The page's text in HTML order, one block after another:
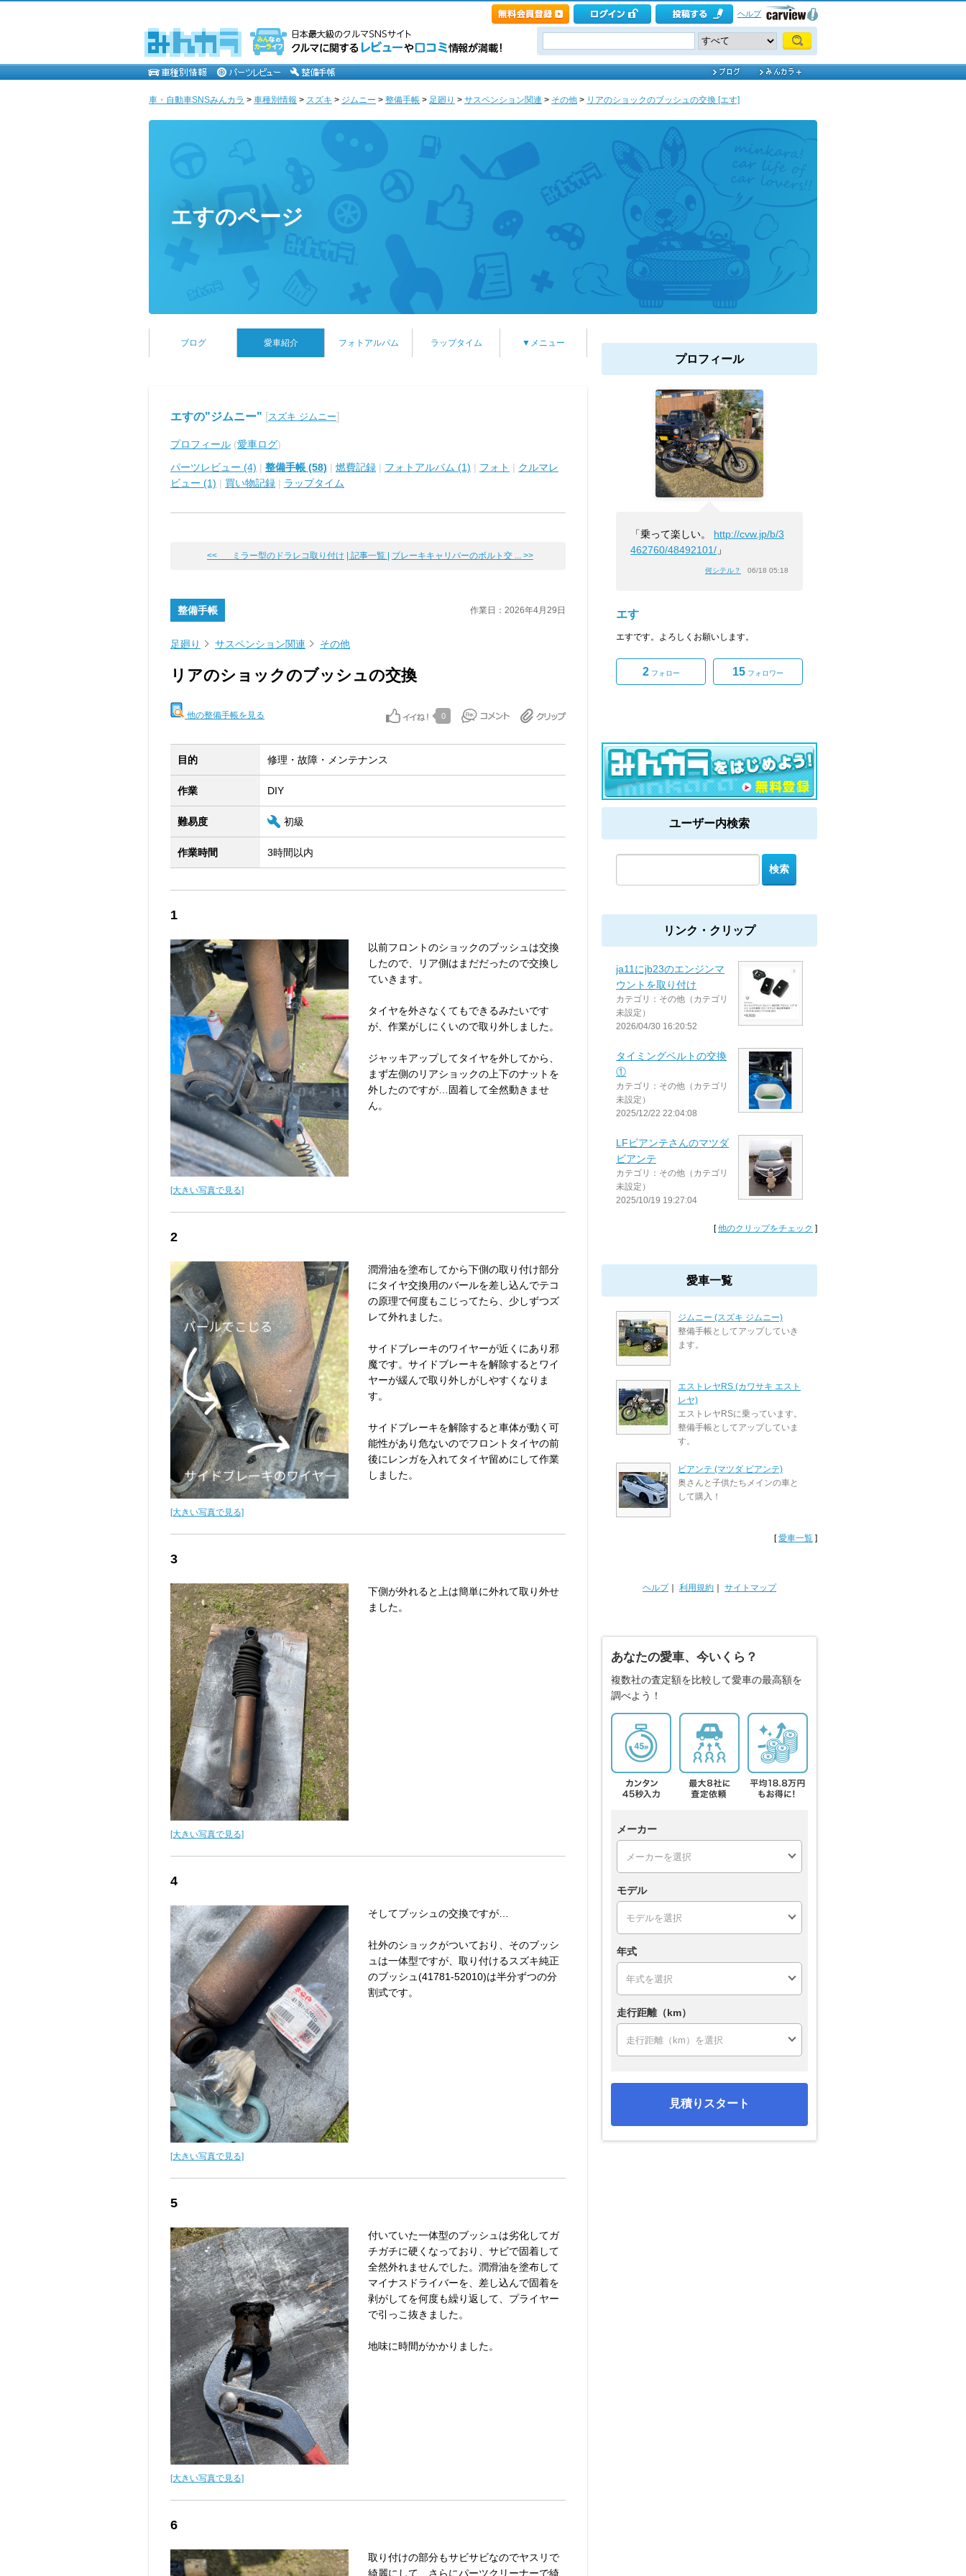
ヘルプ
車・自動車SNSみんカラ > 車種別情報 > スズキ > ジムニー > 整備手帳 > 足廻り > サスペンション関連 > その他 > リアのショックのブッシュの交換 [エす]
エすのページ
ブログ 愛車紹介 フォトアルバム ラップタイム ▼メニュー
エすの"ジムニー" [スズキ ジムニー]
プロフィール (愛車ログ)
パーツレビュー (4) | 整備手帳 (58) | 燃費記録 | フォトアルバム (1) | フォト | クルマレ
ビュー (1) | 買い物記録 | ラップタイム
<< ミラー型のドラレコ取り付け | 記事一覧 | ブレーキキャリパーのボルト交 ... >>
整備手帳 作業日：2026年4月29日
足廻り サスペンション関連 その他
リアのショックのブッシュの交換
他の整備手帳を見る 0
目的 修理・故障・メンテナンス
作業 DIY
難易度 初級
作業時間 3時間以内
1
[大きい写真で見る]
以前フロントのショックのブッシュは交換
したので、リア側はまだだったので交換し
ていきます。
タイヤを外さなくてもできるみたいです
が、作業がしにくいので取り外しました。
ジャッキアップしてタイヤを外してから、
まず左側のリアショックの上下のナットを
外したのですが…固着して全然動きませ
ん。
2
[大きい写真で見る]
潤滑油を塗布してから下側の取り付け部分
にタイヤ交換用のバールを差し込んでテコ
の原理で何度もこじってたら、少しずつズ
レて外れました。
サイドブレーキのワイヤーが近くにあり邪
魔です。サイドブレーキを解除するとワイ
ヤーが緩んで取り外しがしやすくなりま
す。
サイドブレーキを解除すると車体が動く可
能性があり危ないのでフロントタイヤの前
後にレンガを入れてタイヤ留めにして作業
しました。
3
[大きい写真で見る]
下側が外れると上は簡単に外れて取り外せ
ました。
4
[大きい写真で見る]
そしてブッシュの交換ですが…
社外のショックがついており、そのブッシ
ュは一体型ですが、取り付けるスズキ純正
のブッシュ(41781-52010)は半分ずつの分
割式です。
5
[大きい写真で見る]
付いていた一体型のブッシュは劣化してガ
チガチに硬くなっており、サビで固着して
全然外れませんでした。潤滑油を塗布して
マイナスドライバーを、差し込んで固着を
剥がしてを何度も繰り返して、プライヤー
で引っこ抜きました。
地味に時間がかかりました。
6
取り付けの部分もサビサビなのでヤスリで
綺麗にして、さらにパーツクリーナーで綺
プロフィール
「乗って楽しい。 http://cvw.jp/b/3
462760/48492101/ 」
何シテル？ 06/18 05:18
エす
エすです。よろしくお願いします。
2フォロー 15 フォロワー
ユーザー内検索
リンク・クリップ
ja11にjb23のエンジンマ
ウントを取り付け
カテゴリ：その他（カテゴリ
未設定）
2026/04/30 16:20:52
タイミングベルトの交換
①
カテゴリ：その他（カテゴリ
未設定）
2025/12/22 22:04:08
LFビアンテさんのマツダ
ビアンテ
カテゴリ：その他（カテゴリ
未設定）
2025/10/19 19:27:04
[他のクリップをチェック ]
愛車一覧
ジムニー (スズキ ジムニー)
整備手帳としてアップしていき
ます。
エストレヤRS (カワサキ エスト
レヤ)
エストレヤRSに乗っています。
整備手帳としてアップしていま
す。
ビアンテ (マツダ ビアンテ)
奥さんと子供たちメインの車と
して購入！
[愛車一覧 ]
ヘルプ｜ 利用規約 サイトマップ
あなたの愛車、今いくら？
複数社の査定額を比較して愛車の最高額を
調べよう！
メーカー
モデル
年式
走行距離（km）
見積りスタート